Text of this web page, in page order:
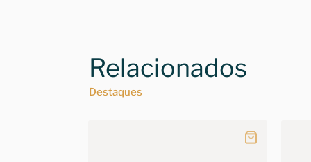
Relacionados
Destaques